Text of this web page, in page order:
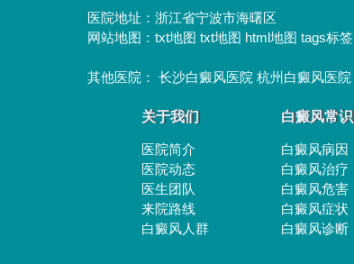
医院地址： 浙江省宁波市海曙区
网站地图： txt地图 txt地图 html地图 tags标签
其他医院： 长沙白癜风医院 杭州白癜风医院
关于我们
医院简介
医院动态
医生团队
来院路线
白癜风人群
白癜风常识
白癜风病因
白癜风治疗
白癜风危害
白癜风症状
白癜风诊断